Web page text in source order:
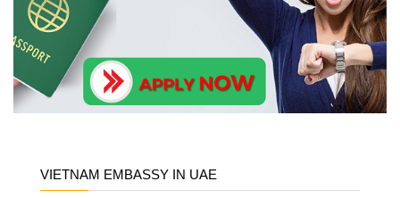
VIETNAM EMBASSY IN UAE